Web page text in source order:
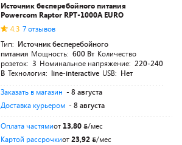
Источник бесперебойного питания
Powercom Raptor RPT-1000A EURO
4.3 7 отзывов
Тип: Источник бесперебойного
питания Мощность: 600 Вт Количество
розеток: 3 Номинальное напряжение: 220-240
В Технология: line-interactive USB: Нет
Заказать в магазин - 8 августа
Доставка курьером - 8 августа
Оплата частямиот 13,80
/мес
Картой рассрочкиот23,92 /мес